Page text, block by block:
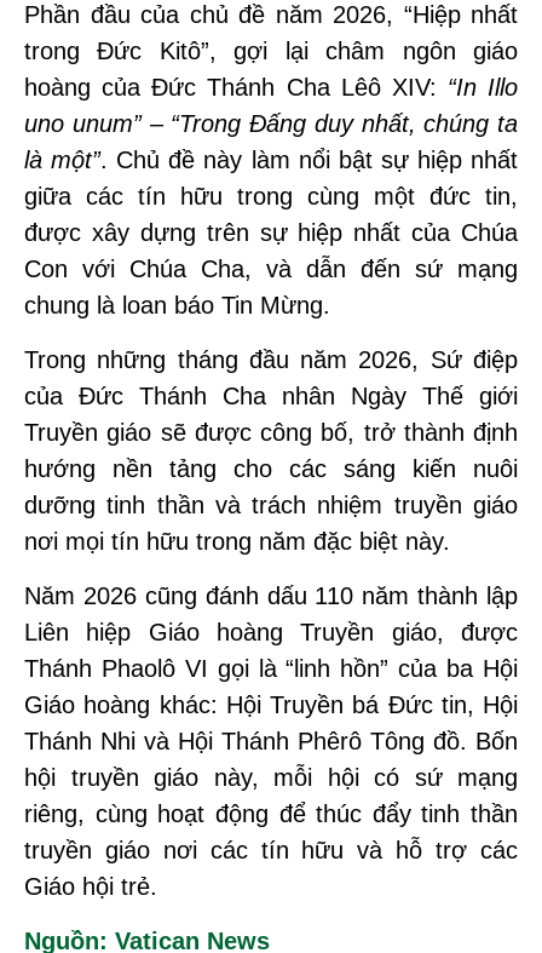
Phần đầu của chủ đề năm 2026, “Hiệp nhất
trong Đức Kitô”, gợi lại châm ngôn giáo
hoàng của Đức Thánh Cha Lêô XIV: “In Illo
uno unum” – “Trong Đấng duy nhất, chúng ta
là một”. Chủ đề này làm nổi bật sự hiệp nhất
giữa các tín hữu trong cùng một đức tin,
được xây dựng trên sự hiệp nhất của Chúa
Con với Chúa Cha, và dẫn đến sứ mạng
chung là loan báo Tin Mừng.
Trong những tháng đầu năm 2026, Sứ điệp
của Đức Thánh Cha nhân Ngày Thế giới
Truyền giáo sẽ được công bố, trở thành định
hướng nền tảng cho các sáng kiến nuôi
dưỡng tinh thần và trách nhiệm truyền giáo
nơi mọi tín hữu trong năm đặc biệt này.
Năm 2026 cũng đánh dấu 110 năm thành lập
Liên hiệp Giáo hoàng Truyền giáo, được
Thánh Phaolô VI gọi là “linh hồn” của ba Hội
Giáo hoàng khác: Hội Truyền bá Đức tin, Hội
Thánh Nhi và Hội Thánh Phêrô Tông đồ. Bốn
hội truyền giáo này, mỗi hội có sứ mạng
riêng, cùng hoạt động để thúc đẩy tinh thần
truyền giáo nơi các tín hữu và hỗ trợ các
Giáo hội trẻ.
Nguồn: Vatican News